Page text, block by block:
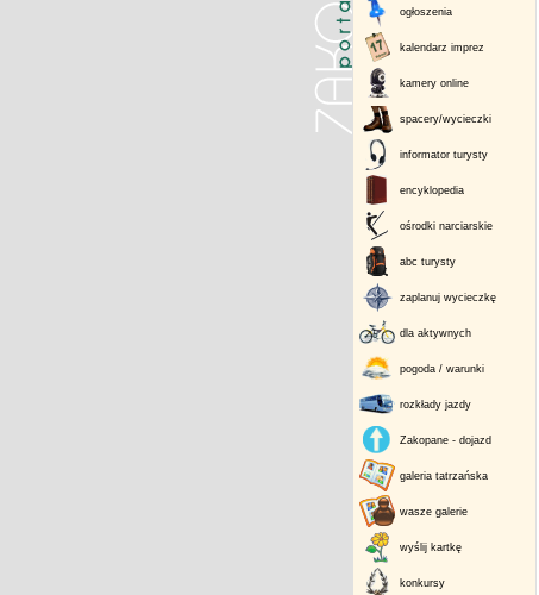
ogłoszenia
kalendarz imprez
kamery online
spacery/wycieczki
informator turysty
encyklopedia
ośrodki narciarskie
abc turysty
zaplanuj wycieczkę
dla aktywnych
pogoda / warunki
rozkłady jazdy
Zakopane - dojazd
galeria tatrzańska
wasze galerie
wyślij kartkę
konkursy